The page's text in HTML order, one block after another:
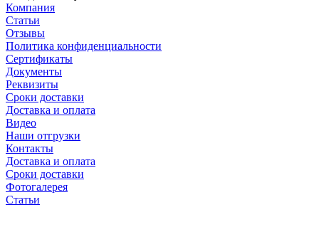
Компания
Статьи
Отзывы
Политика конфиденциальности
Сертификаты
Документы
Реквизиты
Сроки доставки
Доставка и оплата
Видео
Наши отгрузки
Контакты
Доставка и оплата
Сроки доставки
Фотогалерея
Статьи